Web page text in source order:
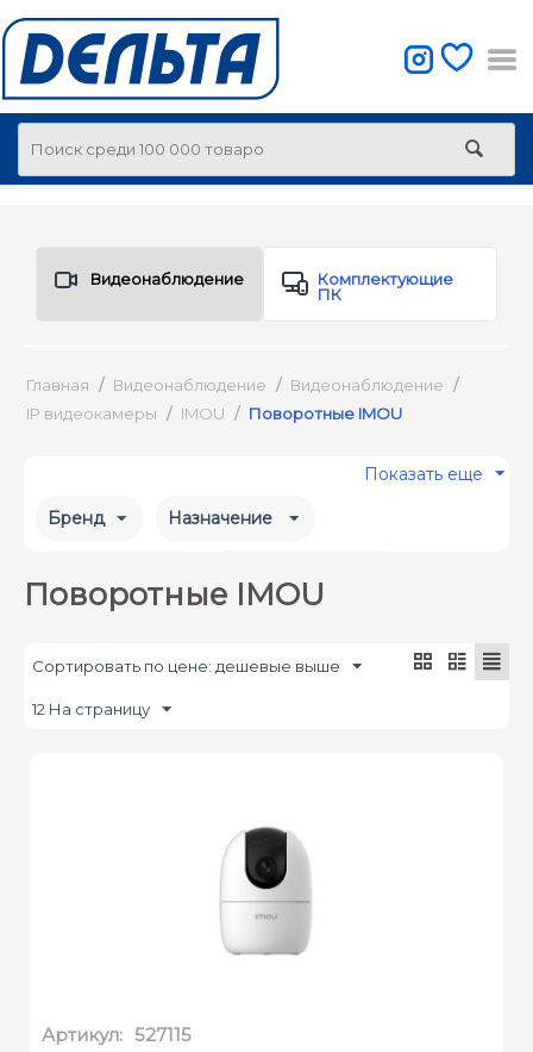
Видеонаблюдение
Комплектующие
ПК
Главная / Видеонаблюдение / Видеонаблюдение /
IP видеокамеры / IMOU / Поворотные IMOU
Показать еще
Бренд Назначение
Вид подсветки
Поворотные IMOU
Сортировать по цене: дешевые выше
12 На страницу
Артикул: 527115